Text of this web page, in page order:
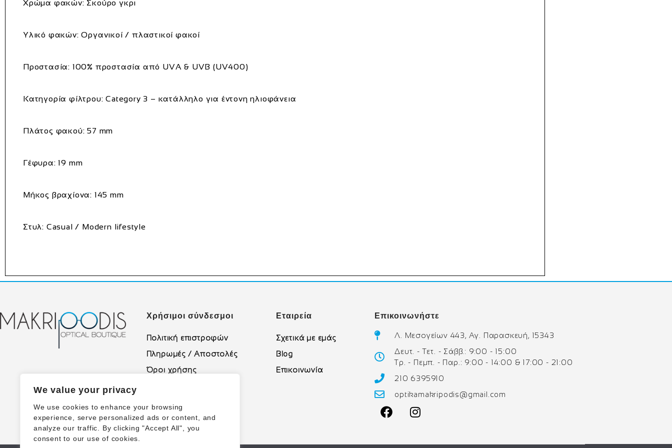
We value your privacy
We use cookies to enhance your browsing
experience, serve personalized ads or content, and
analyze our traffic. By clicking "Accept All", you
consent to our use of cookies.
Χρώμα φακών: Σκούρο γκρι
Υλικό φακών: Οργανικοί / πλαστικοί φακοί
Προστασία: 100% προστασία από UVA & UVB (UV400)
Κατηγορία φίλτρου: Category 3 – κατάλληλο για έντονη ηλιοφάνεια
Πλάτος φακού: 57 mm
Γέφυρα: 19 mm
Μήκος βραχίονα: 145 mm
Στυλ: Casual / Modern lifestyle
Χρήσιμοι σύνδεσμοι
Πολιτική επιστροφών
Πληρωμές / Αποστολές
Όροι χρήσης
Εταιρεία
Σχετικά με εμάς
Blog
Επικοινωνία
Επικοινωνήστε
Λ. Μεσογείων 443, Αγ. Παρασκευή, 15343
Δευτ. - Τετ. - Σάββ.: 9:00 - 15:00
Τρ. - Πεμπ. - Παρ.: 9:00 - 14:00 & 17:00 - 21:00
210 6395910
optikamakripodis@gmail.com